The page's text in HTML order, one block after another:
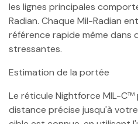
les lignes principales
Radian. Chaque Mil-Radian
référence rapide même dans
stressantes.
Estimation de la portée
Le réticule Nightforce MIL-
distance précise jusqu'à